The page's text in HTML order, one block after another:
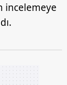
incelemeye